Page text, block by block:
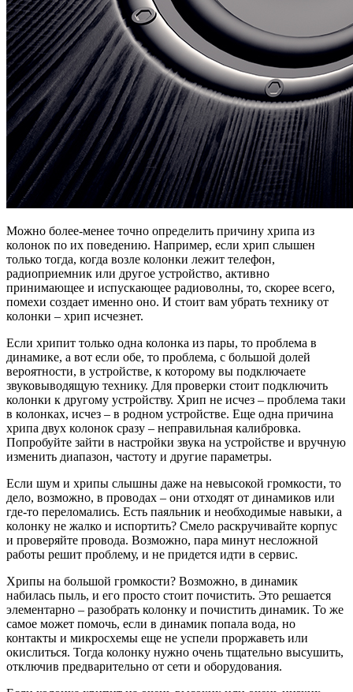
Можно более-менее точно определить причину хрипа из
колонок по их поведению. Например, если хрип слышен
только тогда, когда возле колонки лежит телефон,
радиоприемник или другое устройство, активно
принимающее и испускающее радиоволны, то, скорее всего,
помехи создает именно оно. И стоит вам убрать технику от
колонки – хрип исчезнет.
Если хрипит только одна колонка из пары, то проблема в
динамике, а вот если обе, то проблема, с большой долей
вероятности, в устройстве, к которому вы подключаете
звуковыводящую технику. Для проверки стоит подключить
колонки к другому устройству. Хрип не исчез – проблема таки
в колонках, исчез – в родном устройстве. Еще одна причина
хрипа двух колонок сразу – неправильная калибровка.
Попробуйте зайти в настройки звука на устройстве и вручную
изменить диапазон, частоту и другие параметры.
Если шум и хрипы слышны даже на невысокой громкости, то
дело, возможно, в проводах – они отходят от динамиков или
где-то переломались. Есть паяльник и необходимые навыки, а
колонку не жалко и испортить? Смело раскручивайте корпус
и проверяйте провода. Возможно, пара минут несложной
работы решит проблему, и не придется идти в сервис.
Хрипы на большой громкости? Возможно, в динамик
набилась пыль, и его просто стоит почистить. Это решается
элементарно – разобрать колонку и почистить динамик. То же
самое может помочь, если в динамик попала вода, но
контакты и микросхемы еще не успели проржаветь или
окислиться. Тогда колонку нужно очень тщательно высушить,
отключив предварительно от сети и оборудования.